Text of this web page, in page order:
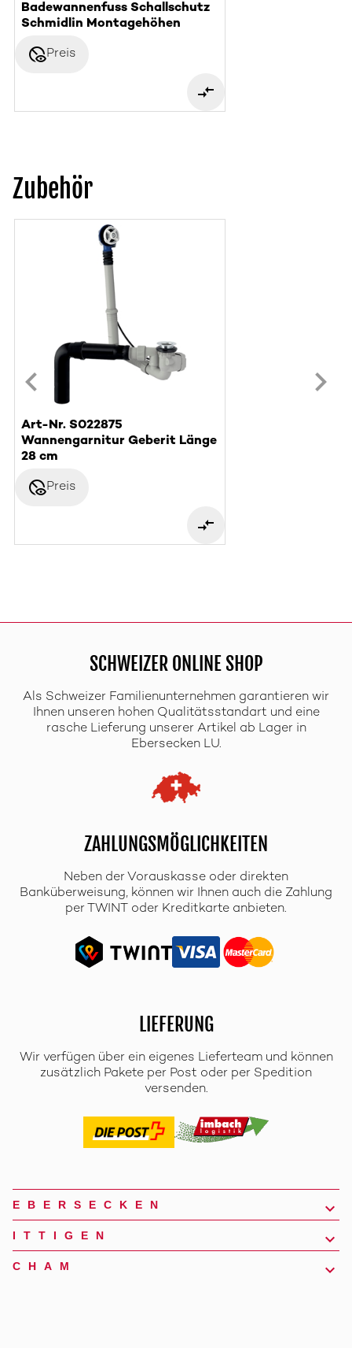
Badewannenfuss Schallschutz
Schmidlin Montagehöhen
disabled_visiblePreis
Zubehör
Art-Nr. S022875
Wannengarnitur Geberit Länge
28 cm
disabled_visiblePreis
SCHWEIZER ONLINE SHOP
Als Schweizer Familienunternehmen garantieren wir
Ihnen unseren hohen Qualitätsstandart und eine
rasche Lieferung unserer Artikel ab Lager in
Ebersecken LU.
ZAHLUNGSMÖGLICHKEITEN
Neben der Vorauskasse oder direkten
Banküberweisung, können wir Ihnen auch die Zahlung
per TWINT oder Kreditkarte anbieten.
LIEFERUNG
Wir verfügen über ein eigenes Lieferteam und können
zusätzlich Pakete per Post oder per Spedition
versenden.
EBERSECKEN
ITTIGEN
CHAM